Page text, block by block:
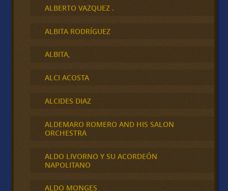
ALBERTO VAZQUEZ .
ALBITA RODRÍGUEZ
ALBITA,
ALCI ACOSTA
ALCIDES DIAZ
ALDEMARO ROMERO AND HIS SALON
ORCHESTRA
ALDO LIVORNO Y SU ACORDEÓN
NAPOLITANO
ALDO MONGES